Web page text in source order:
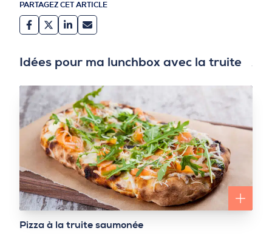
PARTAGEZ CET ARTICLE
Idées pour ma lunchbox avec la truite
Pizza à la truite saumonée